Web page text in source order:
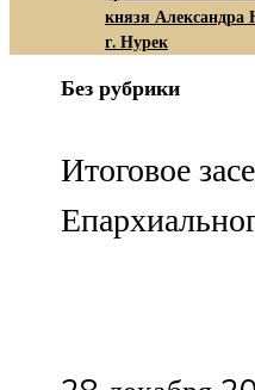
князя Александра
г. Нурек
Без рубрики
Итоговое